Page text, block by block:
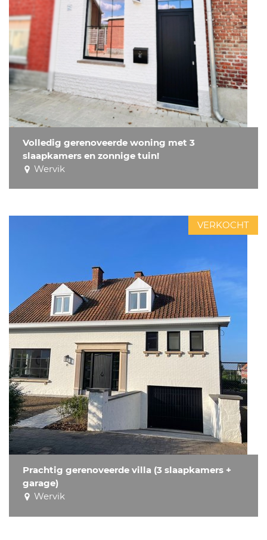
Volledig gerenoveerde woning met 3
slaapkamers en zonnige tuin!
Wervik
Prachtig gerenoveerde villa (3 slaapkamers +
garage)
Wervik
VERKOCHT